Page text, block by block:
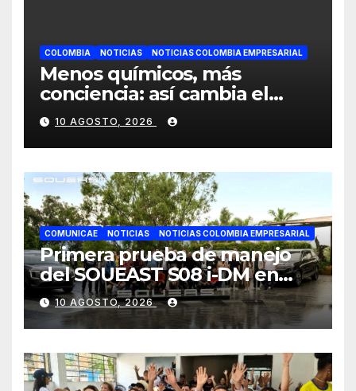
COLOMBIA NOTICIAS NOTICIAS COLOMBIA EMPRESARIAL
Menos químicos, más
conciencia: así cambia el
consumo de la cosmética en
Colombia
10 AGOSTO, 2026
COMUNICAE NOTICIAS NOTICIAS COLOMBIA EMPRESARIAL
Primera prueba de manejo
del SOUEAST S08 i-DM en
México recibe grandes
elogios por su confort
superior
10 AGOSTO, 2026